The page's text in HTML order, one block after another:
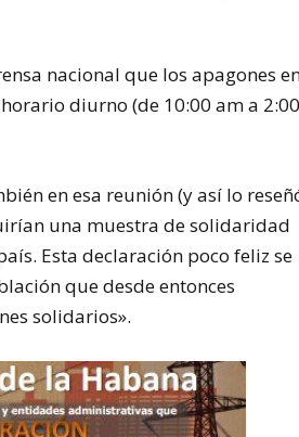
nacional que los apagones
diurno (de 10:00 am a
en esa reunión (y así lo
una muestra de solidaridad
Esta declaración poco feliz se
que desde entonces
solidarios».